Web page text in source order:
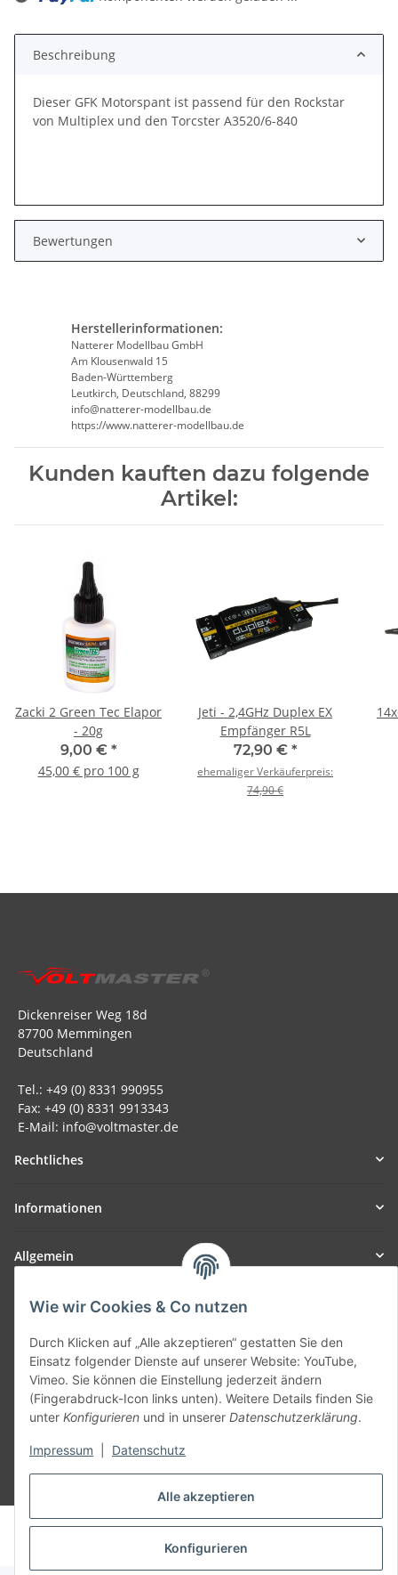
Alle akzeptieren
Konfigurieren
Wie wir Cookies & Co nutzen
Durch Klicken auf „Alle akzeptieren“ gestatten Sie den
Einsatz folgender Dienste auf unserer Website: YouTube,
Vimeo. Sie können die Einstellung jederzeit ändern
(Fingerabdruck-Icon links unten). Weitere Details finden Sie
unter Konfigurieren und in unserer Datenschutzerklärung.
Impressum Datenschutz
Beschreibung
Dieser GFK Motorspant ist passend für den Rockstar
von Multiplex und den Torcster A3520/6-840
Bewertungen
Herstellerinformationen:
Natterer Modellbau GmbH
Am Klousenwald 15
Baden-Württemberg
Leutkirch, Deutschland, 88299
info@natterer-modellbau.de
https://www.natterer-modellbau.de
Kunden kauften dazu folgende
Artikel:
Zacki 2 Green Tec Elapor
- 20g
9,00 € *
45,00 € pro 100 g
Jeti - 2,4GHz Duplex EX
Empfänger R5L
72,90 € *
ehemaliger Verkäuferpreis:
74,90 €
Dickenreiser Weg 18d
87700 Memmingen
Deutschland
Tel.: +49 (0) 8331 990955
Fax: +49 (0) 8331 9913343
E-Mail: info@voltmaster.de
Rechtliches
Informationen
Allgemein
Teil unseres Netzwerks:
Vertrag widerrufen
© voltmaster.de
Powered byJTL-Shop